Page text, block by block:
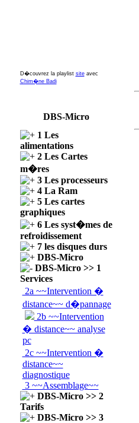
D�couvrez la playlist siteavec
Chim�ne Badi
DBS-Micro
1 Les
alimentations
2 Les Cartes
m�res
3 Les processeurs
4 La Ram
5 Les cartes
graphiques
6 Les syst�mes de
refroidissement
7 les disques durs
DBS-Micro
DBS-Micro >> 1
Services
2a ~~Intervention �
distance~~ d�pannage
2b ~~Intervention
� distance~~ analyse
pc
2c ~~Intervention �
distance~~
diagnostique
3 ~~Assemblage~~
DBS-Micro >> 2
Tarifs
DBS-Micro >> 3